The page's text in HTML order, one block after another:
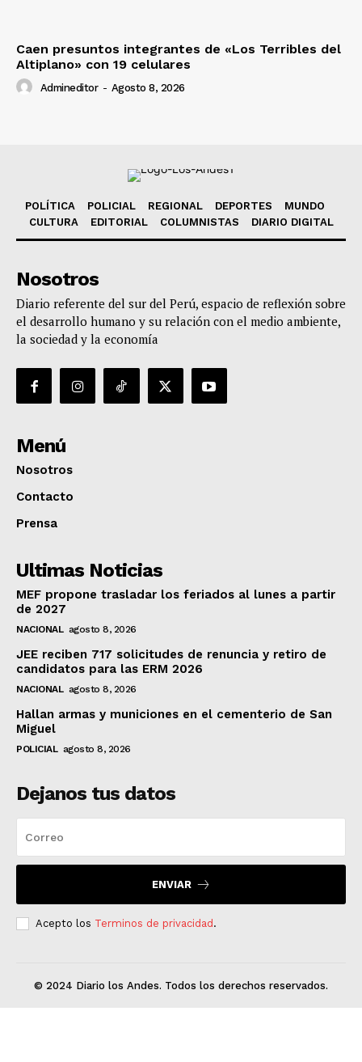
Caen presuntos integrantes de «Los Terribles del
Altiplano» con 19 celulares
Admineditor - Agosto 8, 2026
POLÍTICA POLICIAL REGIONAL DEPORTES
MUNDO
CULTURA
EDITORIAL COLUMNISTAS DIARIO DIGITAL
Nosotros
Diario referente del sur del Perú, espacio de reflexión sobre
el desarrollo humano y su relación con el medio ambiente,
la sociedad y la economía
Menú
Nosotros
Contacto
Prensa
Ultimas Noticias
MEF propone trasladar los feriados al lunes a partir
de 2027
NACIONAL agosto 8, 2026
JEE reciben 717 solicitudes de renuncia y retiro de
candidatos para las ERM 2026
NACIONAL agosto 8, 2026
Hallan armas y municiones en el cementerio de San
Miguel
POLICIAL agosto 8, 2026
Dejanos tus datos
ENVIAR
Acepto los Terminos de privacidad .
© 2024 Diario los Andes. Todos los derechos reservados.